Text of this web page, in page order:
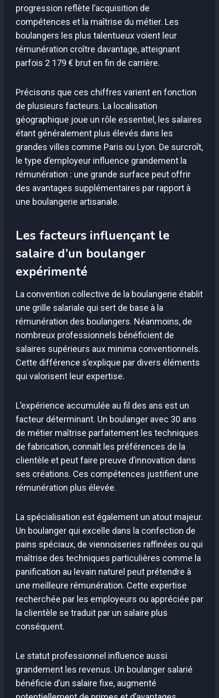
progression reflète l’acquisition de
compétences et la maîtrise du métier. Les
boulangers les plus talentueux voient leur
rémunération croître davantage, atteignant
parfois 2 179 € brut en fin de carrière.
Précisons que ces chiffres varient en fonction
de plusieurs facteurs. La localisation
géographique joue un rôle essentiel, les salaires
étant généralement plus élevés dans les
grandes villes comme Paris ou Lyon. De surcroît,
le type d’employeur influence grandement la
rémunération : une grande surface peut offrir
des avantages supplémentaires par rapport à
une boulangerie artisanale.
Les facteurs influençant le
salaire d’un boulanger
expérimenté
La convention collective de la boulangerie établit
une grille salariale qui sert de base à la
rémunération des boulangers. Néanmoins, de
nombreux professionnels bénéficient de
salaires supérieurs aux minima conventionnels.
Cette différence s’explique par divers éléments
qui valorisent leur expertise.
L’expérience accumulée au fil des ans est un
facteur déterminant. Un boulanger avec 30 ans
de métier maîtrise parfaitement les techniques
de fabrication, connaît les préférences de la
clientèle et peut faire preuve d’innovation dans
ses créations. Ces compétences justifient une
rémunération plus élevée.
La spécialisation est également un atout majeur.
Un boulanger qui excelle dans la confection de
pains spéciaux, de viennoiseries raffinées ou qui
maîtrise des techniques particulières comme la
panification au levain naturel peut prétendre à
une meilleure rémunération. Cette expertise
recherchée par les employeurs ou appréciée par
la clientèle se traduit par un salaire plus
conséquent.
Le statut professionnel influence aussi
grandement les revenus. Un boulanger salarié
bénéficie d’un salaire fixe, augmenté